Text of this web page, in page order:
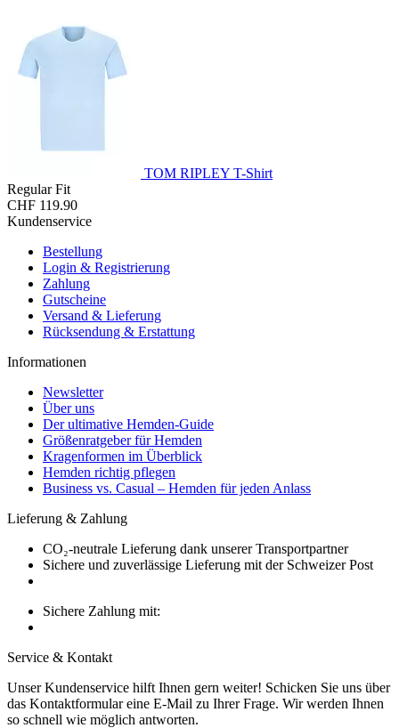
TOM RIPLEY T-Shirt
Regular Fit
CHF 119.90
Kundenservice
Bestellung
Login & Registrierung
Zahlung
Gutscheine
Versand & Lieferung
Rücksendung & Erstattung
Informationen
Newsletter
Über uns
Der ultimative Hemden-Guide
Größenratgeber für Hemden
Kragenformen im Überblick
Hemden richtig pflegen
Business vs. Casual – Hemden für jeden Anlass
Lieferung & Zahlung
CO₂-neutrale Lieferung dank unserer Transportpartner
Sichere und zuverlässige Lieferung mit der Schweizer Post
Sichere Zahlung mit:
Service & Kontakt
Unser Kundenservice hilft Ihnen gern weiter! Schicken Sie uns über
das Kontaktformular eine E-Mail zu Ihrer Frage. Wir werden Ihnen
so schnell wie möglich antworten.